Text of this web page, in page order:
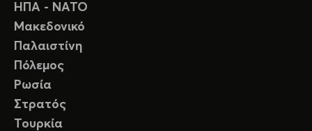
ΗΠΑ - ΝΑΤΟ
Μακεδονικό
Παλαιστίνη
Πόλεμος
Ρωσία
Στρατός
Τουρκία